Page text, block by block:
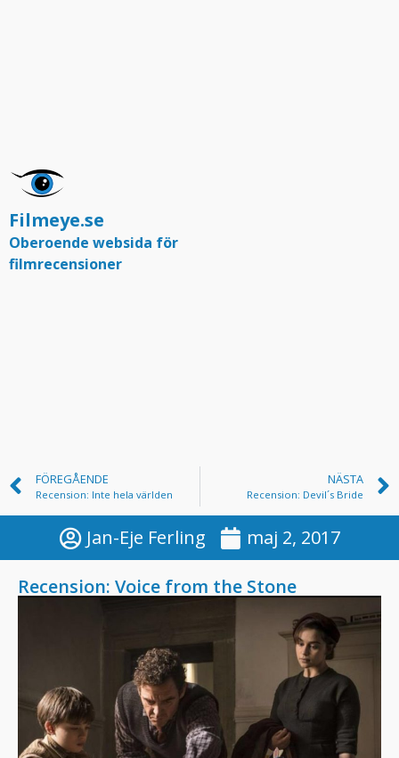
Filmeye.se
Oberoende websida för
filmrecensioner
FÖREGÅENDE
Recension: Inte hela världen
NÄSTA
Recension: Devil´s Bride
Jan-Eje Ferling maj 2, 2017
Recension: Voice from the Stone